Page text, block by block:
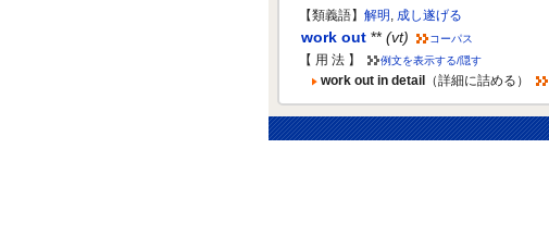
【類義語】 解明 , 成し遂げる
work out ** (vt) コーパス
【 用 法 】 例文を表示する/隠す
work out in detail （詳細に詰める）